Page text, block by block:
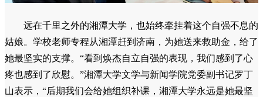
远在千里之外的湘潭大学，也始终牵挂着这个自强不息的
姑娘。学校老师专程从湘潭赶到济南，为她送来救助金，给了
她最坚实的支撑。“看到焕杰自立自强的表现，我们感到了心
疼也感到了欣慰。”湘潭大学文学与新闻学院党委副书记罗丁
山表示，“后期我们会给她组织补课，湘潭大学永远是她最坚